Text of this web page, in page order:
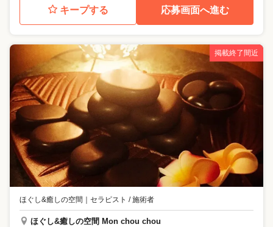
キープする 応募画面へ進む
掲載終了間近
ほぐし&癒しの空間 セラピスト / 施術者
ほぐし&癒しの空間 Mon chou chou